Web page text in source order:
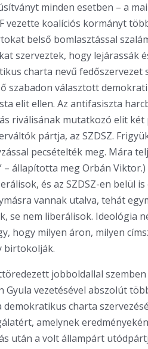
minden esetben – a
vezette koalíciós kormányt
belső bomlasztással
szerveztek, hogy lejárassák
charta nevű
szabadon választott
elit ellen. Az antifasiszta
riválisának mutatkozó elit két
pártja, az SZDSZ.
pecsételték meg. Mára
állapította meg Orbán
és az SZDSZ-en belül
vannak utalva, tehát
se nem liberálisok. Ideológia
hogy milyen áron, milyen
birtokolják.
jobboldallal
Gyula vezetésével abszolút
demokratikus charta
amelynek
után a volt állampárt